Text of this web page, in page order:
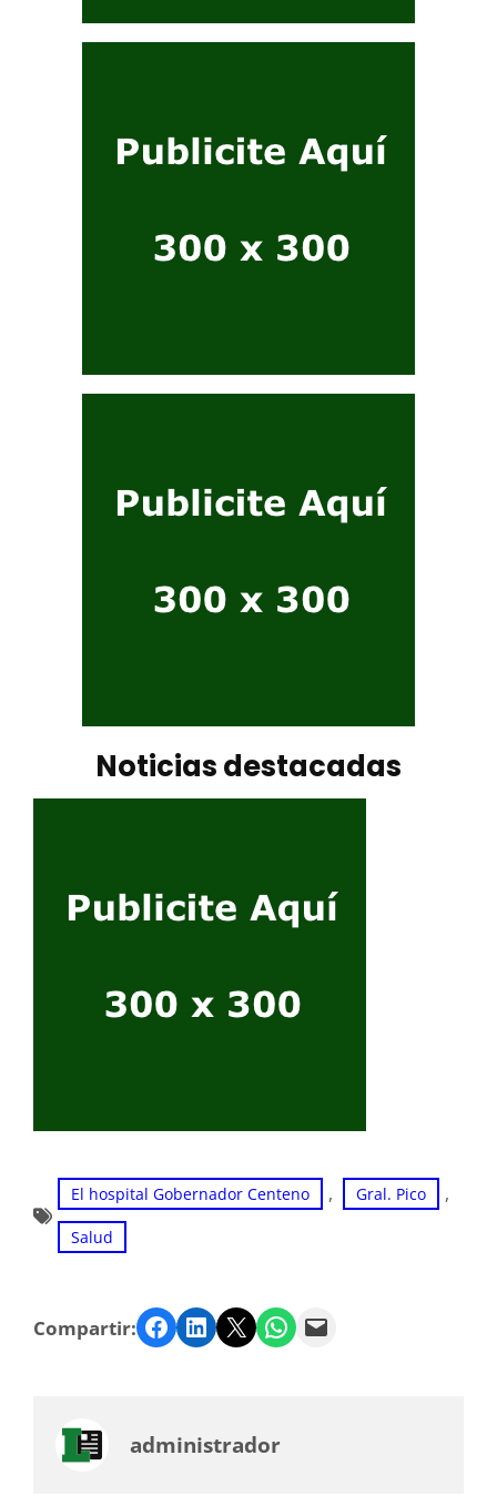
Noticias destacadas
El hospital Gobernador Centeno , Gral. Pico ,
Salud
Compartir: Facebook LinkedIn Twitter WhatsApp Email
administrador